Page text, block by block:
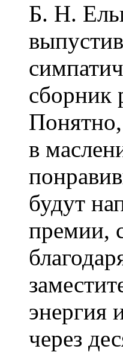
Б. Н.
сборник
в
будут
премии,
энергия
через